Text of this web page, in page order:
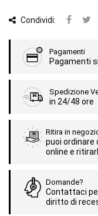
Condividi:
Pagamenti
Pagamenti
Spedizione
in 24/48 ore
Ritira in
puoi
online e
Domande?
Contattaci
diritto di